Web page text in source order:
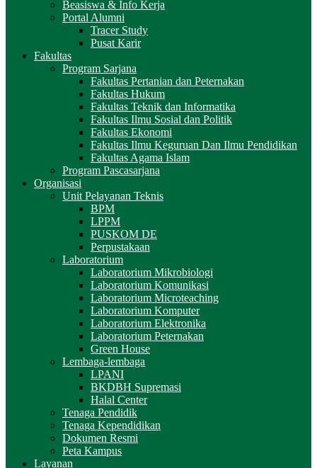
Beasiswa & Info Kerja
Portal Alumni
Tracer Study
Pusat Karir
Fakultas
Program Sarjana
Fakultas Pertanian dan Peternakan
Fakultas Hukum
Fakultas Teknik dan Informatika
Fakultas Ilmu Sosial dan Politik
Fakultas Ekonomi
Fakultas Ilmu Keguruan Dan Ilmu Pendidikan
Fakultas Agama Islam
Program Pascasarjana
Organisasi
Unit Pelayanan Teknis
BPM
LPPM
PUSKOM DE
Perpustakaan
Laboratorium
Laboratorium Mikrobiologi
Laboratorium Komunikasi
Laboratorium Microteaching
Laboratorium Komputer
Laboratorium Elektronika
Laboratorium Peternakan
Green House
Lembaga-lembaga
LPANI
BKDBH Supremasi
Halal Center
Tenaga Pendidik
Tenaga Kependidikan
Dokumen Resmi
Peta Kampus
Layanan